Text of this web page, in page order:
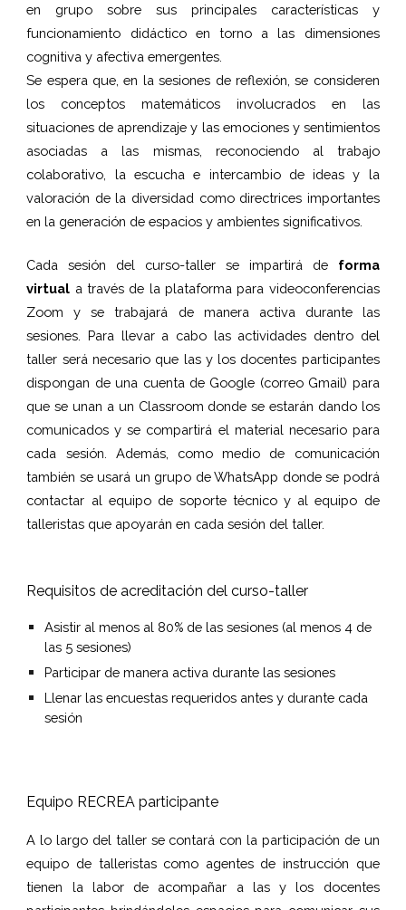
en grupo sobre sus principales características y
funcionamiento didáctico en torno a las dimensiones
cognitiva y afectiva emergentes.
Se espera que, en la sesiones de reflexión, se consideren
los conceptos matemáticos involucrados en las
situaciones de aprendizaje y las emociones y sentimientos
asociadas a las mismas, reconociendo al trabajo
colaborativo, la escucha e intercambio de ideas y la
valoración de la diversidad como directrices importantes
en la generación de espacios y ambientes significativos.
Cada sesión del curso-taller se impartirá de forma
virtual a través de la plataforma para videoconferencias
Zoom y se trabajará de manera activa durante las
sesiones. Para llevar a cabo las actividades dentro del
taller será necesario que las y los docentes participantes
dispongan de una cuenta de Google (correo Gmail) para
que se unan a un Classroom donde se estarán dando los
comunicados y se compartirá el material necesario para
cada sesión. Además, como medio de comunicación
también se usará un grupo de WhatsApp donde se podrá
contactar al equipo de soporte técnico y al equipo de
talleristas que apoyarán en cada sesión del taller.
Requisitos de acreditación del curso-taller
Asistir al menos al 80% de las sesiones (al menos 4 de
las 5 sesiones)
Participar de manera activa durante las sesiones
Llenar las encuestas requeridos antes y durante cada
sesión
Equipo RECREA participante
A lo largo del taller se contará con la participación de un
equipo de talleristas como agentes de instrucción que
tienen la labor de acompañar a las y los docentes